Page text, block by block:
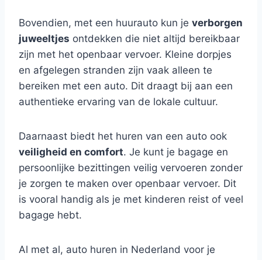
Bovendien, met een huurauto kun je verborgen
juweeltjes ontdekken die niet altijd bereikbaar
zijn met het openbaar vervoer. Kleine dorpjes
en afgelegen stranden zijn vaak alleen te
bereiken met een auto. Dit draagt bij aan een
authentieke ervaring van de lokale cultuur.
Daarnaast biedt het huren van een auto ook
veiligheid en comfort. Je kunt je bagage en
persoonlijke bezittingen veilig vervoeren zonder
je zorgen te maken over openbaar vervoer. Dit
is vooral handig als je met kinderen reist of veel
bagage hebt.
Al met al, auto huren in Nederland voor je